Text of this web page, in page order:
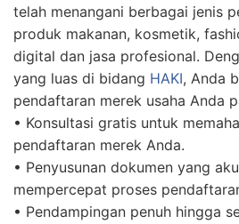
telah menangani berbagai jenis
produk makanan, kosmetik,
digital dan jasa profesional.
yang luas di bidang HAKI, Anda
pendaftaran merek usaha Anda
• Konsultasi gratis untuk
pendaftaran merek Anda.
• Penyusunan dokumen yang
mempercepat proses
• Pendampingan penuh hingga